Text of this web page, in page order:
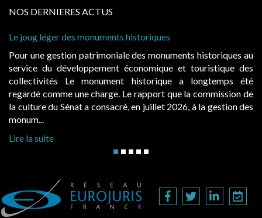
NOS DERNIERES ACTUS
Le joug léger des monuments historiques
Pour une gestion patrimoniale des monuments historiques au
service du développement économique et touristique des
collectivités Le monument historique a longtemps été
regardé comme une charge. Le rapport que la commission de
la culture du Sénat a consacré, en juillet 2026, à la gestion des
monum...
Lire la suite